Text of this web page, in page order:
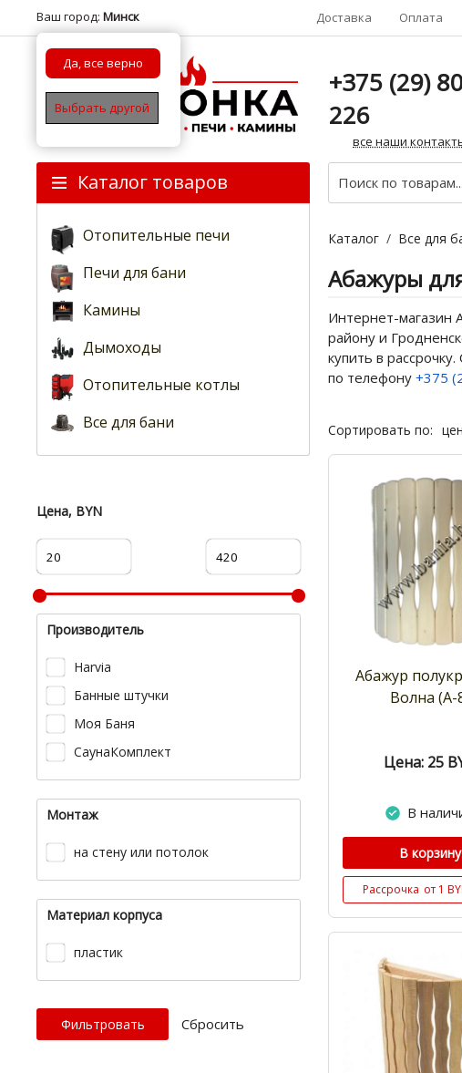
Ваш город: Минск
Да, все верно
Выбрать другой
Доставка Оплата
+375 (29)
226
все наши
Каталог товаров
Отопительные печи
Печи для бани
Камины
Дымоходы
Отопительные котлы
Все для бани
Цена, BYN
Производитель
Harvia
Банные штучки
Моя Баня
СаунаКомплект
Монтаж
на стену или потолок
Материал корпуса
пластик
Cбросить
Каталог / Все для
Абажуры
Интернет-магазин
району и
купить в
по телефону +375
Сортировать по:
Абажур
Волна (А-
Цена: 25
В
В корзину
Рассрочка от 1